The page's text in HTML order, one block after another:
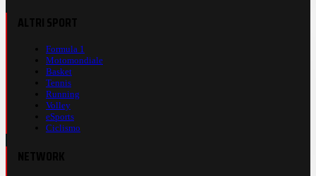
Formula 1
Motomondiale
Basket
Tennis
Running
Volley
eSports
Ciclismo